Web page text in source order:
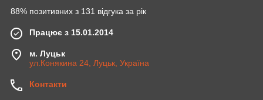
88% позитивних з 131 відгука за рік
Працює з 15.01.2014
м. Луцьк
ул.Конякина 24, Луцьк, Україна
Контакти